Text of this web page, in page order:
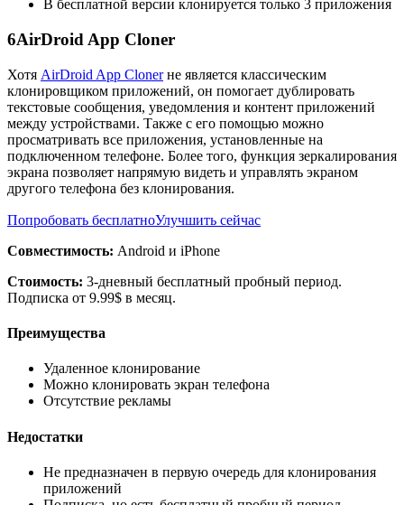
В бесплатной версии клонируется только 3 приложения
6AirDroid App Cloner
Хотя AirDroid App Clonerне является классическим
клонировщиком приложений, он помогает дублировать
текстовые сообщения, уведомления и контент приложений
между устройствами. Также с его помощью можно
просматривать все приложения, установленные на
подключенном телефоне. Более того, функция зеркалирования
экрана позволяет напрямую видеть и управлять экраном
другого телефона без клонирования.
Попробовать бесплатноУлучшить сейчас
Совместимость: Android и iPhone
Стоимость: 3-дневный бесплатный пробный период.
Подписка от 9.99$ в месяц.
Преимущества
Удаленное клонирование
Можно клонировать экран телефона
Отсутствие рекламы
Недостатки
Не предназначен в первую очередь для клонирования
приложений